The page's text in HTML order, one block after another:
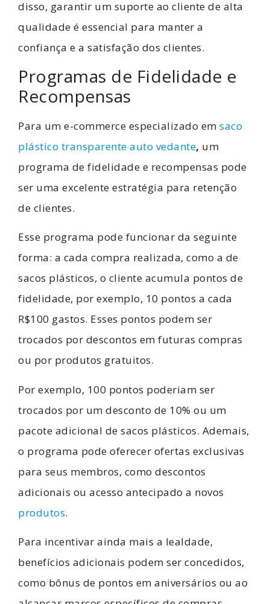
disso, garantir um suporte ao cliente de alta
qualidade é essencial para manter a
confiança e a satisfação dos clientes.
Programas de Fidelidade e
Recompensas
Para um e-commerce especializado em saco
plástico transparente auto vedante, um
programa de fidelidade e recompensas pode
ser uma excelente estratégia para retenção
de clientes.
Esse programa pode funcionar da seguinte
forma: a cada compra realizada, como a de
sacos plásticos, o cliente acumula pontos de
fidelidade, por exemplo, 10 pontos a cada
R$100 gastos. Esses pontos podem ser
trocados por descontos em futuras compras
ou por produtos gratuitos.
Por exemplo, 100 pontos poderiam ser
trocados por um desconto de 10% ou um
pacote adicional de sacos plásticos. Ademais,
o programa pode oferecer ofertas exclusivas
para seus membros, como descontos
adicionais ou acesso antecipado a novos
produtos.
Para incentivar ainda mais a lealdade,
benefícios adicionais podem ser concedidos,
como bônus de pontos em aniversários ou ao